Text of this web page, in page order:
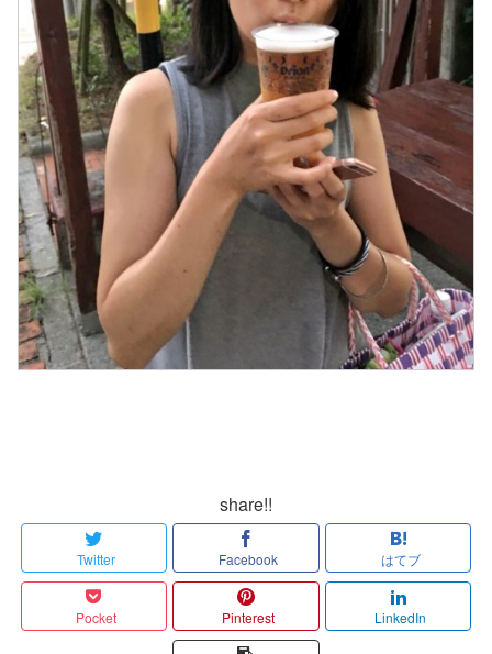
share!!
Twitter Facebook はてブ
Pocket Pinterest LinkedIn